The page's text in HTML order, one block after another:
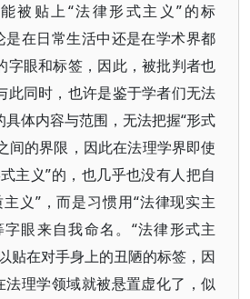
被贴上“法律形式主义”的标
是在日常生活中还是在学术界都
字眼和标签，因此，被批判者也
此同时，也许是鉴于学者们无法
体内容与范围，无法把握“形式
间的界限，因此在法理学界即使
主义”的，也几乎也没有人把自
义”，而是习惯用“法律现实主
字眼来自我命名。“法律形式主
贴在对手身上的丑陋的标签，因
法理学领域就被悬置虚化了，似